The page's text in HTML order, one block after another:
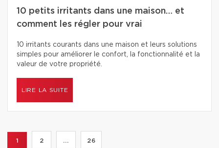
10 petits irritants dans une maison… et
comment les régler pour vrai
10 irritants courants dans une maison et leurs solutions
simples pour améliorer le confort, la fonctionnalité et la
valeur de votre propriété.
LIRE LA SUITE
1 2 ... 26